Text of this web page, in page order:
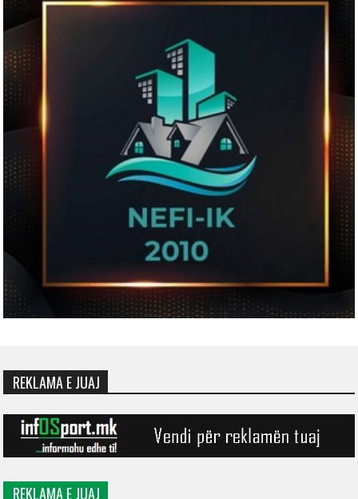
REKLAMA E JUAJ
REKLAMA E JUAJ